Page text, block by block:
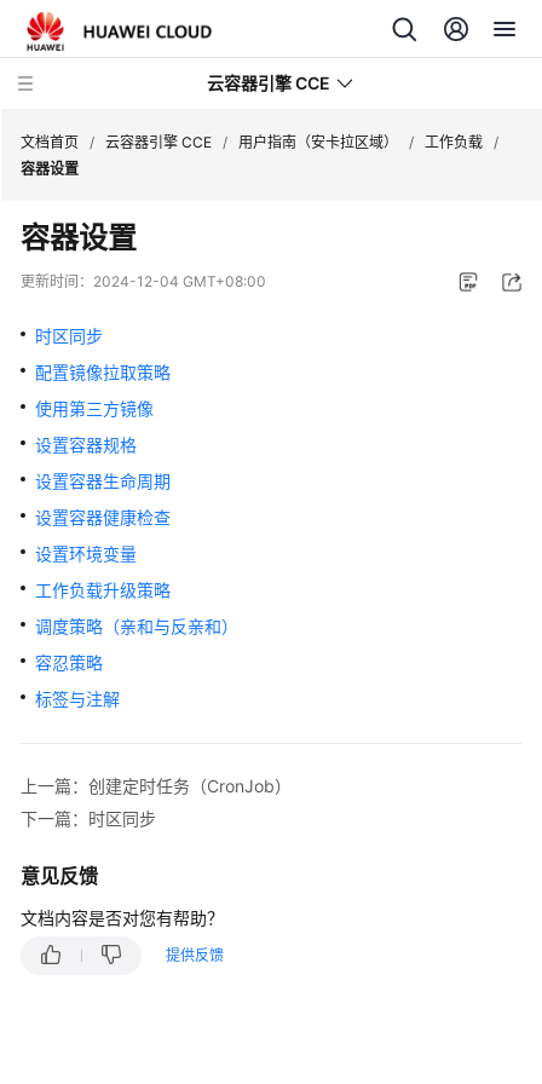
云容器引擎 CCE
最
动
态
服
务
公
告
产
品
介
绍
计
费
Kubernetes
础
识
文档首页 / 云容器引擎 CCE / 用户指南（安卡拉区域） / 工作负载 /
容器设置
容器设置
更新时间： 2024-12-04 GMT+08:00
时区同步
配置镜像拉取策略
使用第三方镜像
设置容器规格
设置容器生命周期
设置容器健康检查
设置环境变量
工作负载升级策略
调度策略（亲和与反亲和）
容忍策略
标签与注解
上一篇：创建定时任务（CronJob）
下一篇：时区同步
意见反馈
文档内容是否对您有帮助？
提供反馈